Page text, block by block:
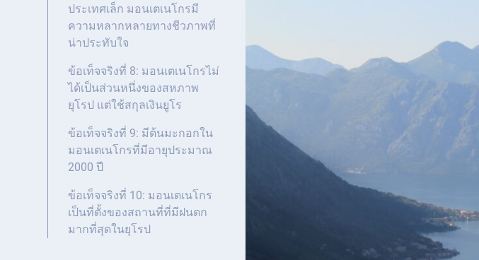
ประเทศเล็ก มอนเตเนโกรมี
ความหลากหลายทางชีวภาพที่
น่าประทับใจ
ข้อเท็จจริงที่ 8: มอนเตเนโกรไม่
ได้เป็นส่วนหนึ่งของสหภาพ
ยุโรป แต่ใช้สกุลเงินยูโร
ข้อเท็จจริงที่ 9: มีต้นมะกอกใน
มอนเตเนโกรที่มีอายุประมาณ
2000 ปี
ข้อเท็จจริงที่ 10: มอนเตเนโกร
เป็นที่ตั้งของสถานที่ที่มีฝนตก
มากที่สุดในยุโรป